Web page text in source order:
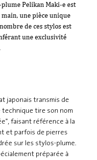
Pelikan Maki-e est
une pièce unique
de ces stylos est
une exclusivité
japonais transmis de
tire son nom
faisant référence à la
et parfois de pierres
sur les stylos-plume.
préparée à